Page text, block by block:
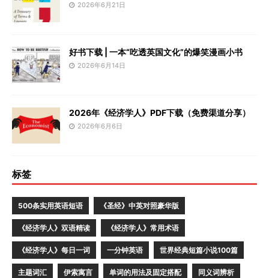
2026年6月21日
好书下载 | 一本“吃透英国文化”的爆笑漫画小书
2026年6月14日
2026年《经济学人》PDF下载（免费渠道分享）
2026年6月6日
标签
500条实用英语短语 《圣经》中英对照豪华版
《经济学人》双语精读 《经济学人》常用术语
《经济学人》每日一词 一分钟英语 世界经典短篇小说100篇
主题词汇 伊索寓言 单词的用法及固定搭配 同义词辨析